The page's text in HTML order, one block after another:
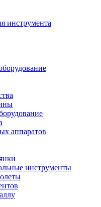
инструмента
аппаратов
инструменты